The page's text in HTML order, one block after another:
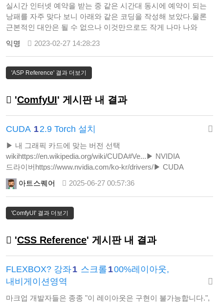
실시간 인터넷 예약을 받는 중 같은 시간대 동시에 예약이 되는
낭패를 자주 맞다 보니 아래와 같은 코딩을 작성해 보았다.물론
근본적인 대안은 될 수 없으나 이것만으로도 작게 나마 나와
Language=VBScript %> <% ' 데이터베이스 연결 정보 설정 Dim
connectionString connectionString = "Provider=SQLNCLI11;Data
Source=YOUR_SERVER_NAME;Initial Ca…
익명 2023-02-27 14:28:23
'ASP Reference' 결과 더보기
'ComfyUI' 게시판 내 결과
CUDA 12.9 Torch 설치
▶ 내 그래픽 카드에 맞는 버전 선택
wikihttps://en.wikipedia.org/wiki/CUDA#Ve...▶ NVIDIA
드라이버https://www.nvidia.com/ko-kr/drivers/▶ CUDA
Toolkithttps://developer.nvidia.com/cuda-too...▶ Torch whl
링크https://download.pytorch.org/whl/torch/▶
cuDNNhttps://developer.nvidia.com/rdp/cudn...▶ torch cuda 12.8
whl 설치 명령어삭제p…
아트스퀘어 2025-06-27 00:57:36
'ComfyUI' 결과 더보기
'CSS Reference' 게시판 내 결과
FLEXBOX? 강좌1 스크롤 100%레이아웃,
내비게이션영역
마크업 개발자들은 종종 "이 레이아웃은 구현이 불가능합니다.",